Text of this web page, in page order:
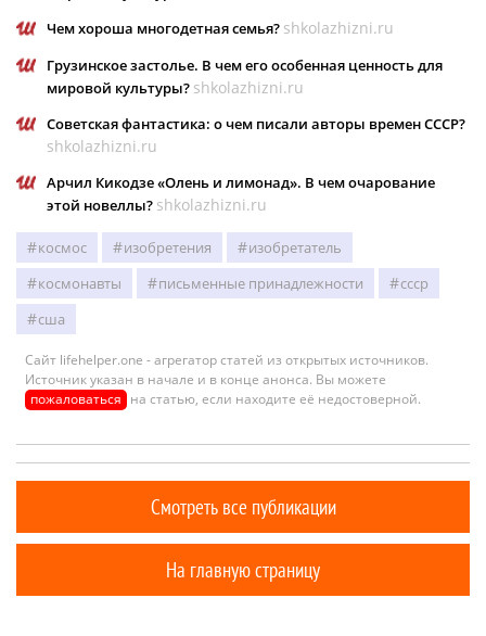
Чем хороша многодетная семья? shkolazhizni.ru
Грузинское застолье. В чем его особенная ценность для
мировой культуры? shkolazhizni.ru
Советская фантастика: о чем писали авторы времен СССР?
shkolazhizni.ru
Арчил Кикодзе «Олень и лимонад». В чем очарование
этой новеллы? shkolazhizni.ru
космос изобретения
изобретатель
космонавты
письменные принадлежности
ссср
сша
Сайт lifehelper.one - агрегатор статей из открытых источников.
Источник указан в начале и в конце анонса. Вы можете
пожаловаться на статью, если находите её недостоверной.
Смотреть все публикации
На главную страницу